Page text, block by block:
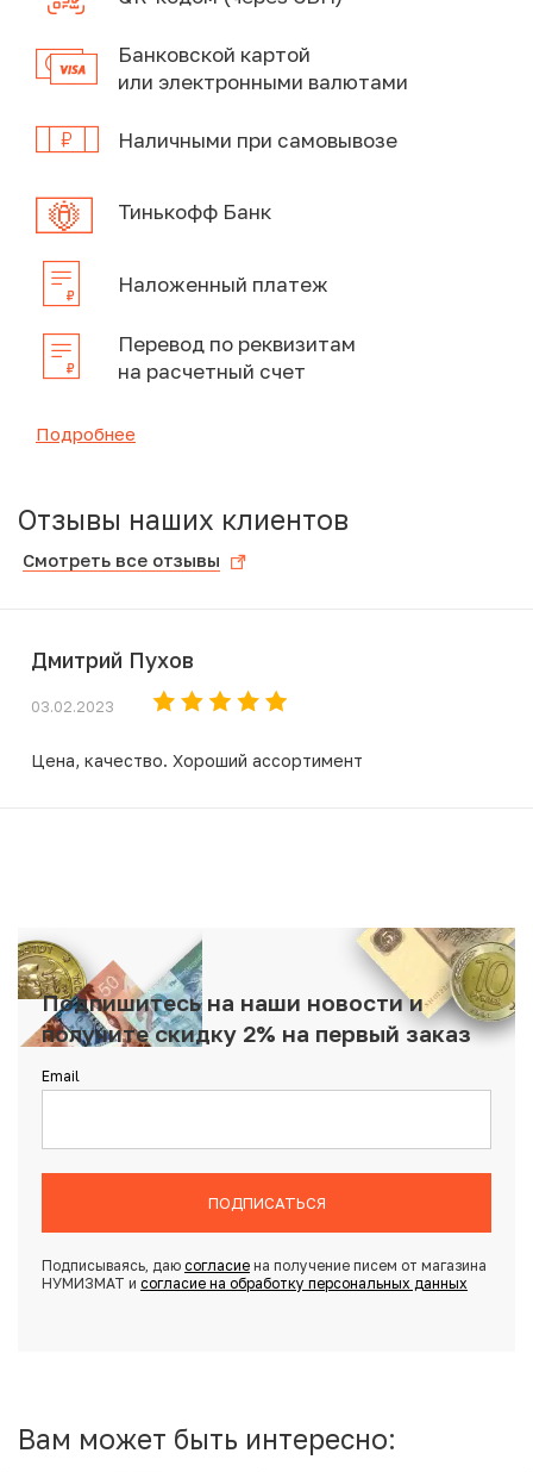
Банковской картой
или электронными валютами
Наличными при самовывозе
Тинькофф Банк
Наложенный платеж
Перевод по реквизитам
на расчетный счет
Подробнее
Отзывы наших клиентов
Смотреть все отзывы
Дмитрий Пухов
03.02.2023
Цена, качество. Хороший ассортимент
Подпишитесь на наши новости и
получите скидку 2% на первый заказ
Email
ПОДПИСАТЬСЯ
Подписываясь, даю согласиена получение писем от магазина
НУМИЗМАТ и согласие на обработку персональных данных
Вам может быть интересно: